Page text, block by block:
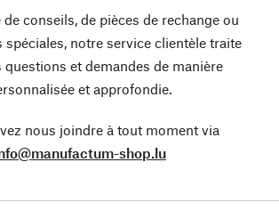
de conseils, de pièces de rechange ou
spéciales, notre service clientèle traite
questions et demandes de manière
et approfondie.
nous joindre à tout moment via
shop.lu